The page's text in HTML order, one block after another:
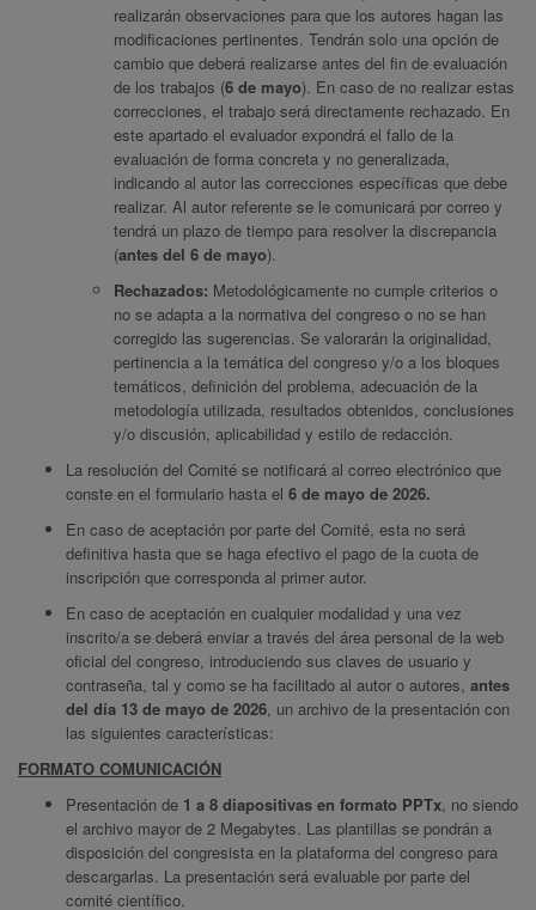
realizarán observaciones para que los autores hagan las
modificaciones pertinentes. Tendrán solo una opción de
cambio que deberá realizarse antes del fin de evaluación
de los trabajos (6 de mayo). En caso de no realizar estas
correcciones, el trabajo será directamente rechazado. En
este apartado el evaluador expondrá el fallo de la
evaluación de forma concreta y no generalizada,
indicando al autor las correcciones específicas que debe
realizar. Al autor referente se le comunicará por correo y
tendrá un plazo de tiempo para resolver la discrepancia
(antes del 6 de mayo).
Rechazados: Metodológicamente no cumple criterios o
no se adapta a la normativa del congreso o no se han
corregido las sugerencias. Se valorarán la originalidad,
pertinencia a la temática del congreso y/o a los bloques
temáticos, definición del problema, adecuación de la
metodología utilizada, resultados obtenidos, conclusiones
y/o discusión, aplicabilidad y estilo de redacción.
La resolución del Comité se notificará al correo electrónico que
conste en el formulario hasta el 6 de mayo de 2026.
En caso de aceptación por parte del Comité, esta no será
definitiva hasta que se haga efectivo el pago de la cuota de
inscripción que corresponda al primer autor.
En caso de aceptación en cualquier modalidad y una vez
inscrito/a se deberá enviar a través del área personal de la web
oficial del congreso, introduciendo sus claves de usuario y
contraseña, tal y como se ha facilitado al autor o autores, antes
del día 13 de mayo de 2026, un archivo de la presentación con
las siguientes características:
FORMATO COMUNICACIÓN
Presentación de 1 a 8 diapositivas en formato PPTx, no siendo
el archivo mayor de 2 Megabytes. Las plantillas se pondrán a
disposición del congresista en la plataforma del congreso para
descargarlas. La presentación será evaluable por parte del
comité científico.